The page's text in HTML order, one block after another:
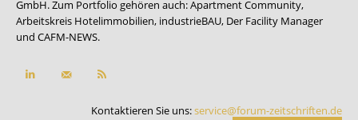
GmbH. Zum Portfolio gehören auch:Apartment Community,
Arbeitskreis Hotelimmobilien, industrieBAU, Der Facility Manager
und CAFM-NEWS.
Kontaktieren Sie uns:service@forum-zeitschriften.de